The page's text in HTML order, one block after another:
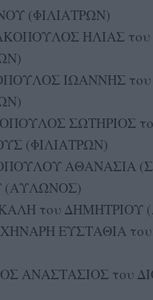
(ΦΙΛΙΑΤΡΩΝ)
ΗΛΙΑΣ
ΙΩΑΝΝΗΣ
ΣΩΤΗΡΙΟΣ
(ΦΙΛΙΑΤΡΩΝ)
ΑΘΑΝΑΣΙΑ
(ΑΥΛΩΝΟΣ)
του ΔΗΜΗΤΡΙΟΥ
ΕΥΣΤΑΘΙΑ
ΑΝΑΣΤΑΣΙΟΣ του